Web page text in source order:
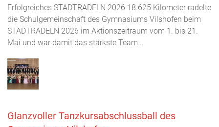
Erfolgreiches STADTRADELN 2026 18.625 Kilometer radelte
die Schulgemeinschaft des Gymnasiums Vilshofen beim
STADTRADELN 2026 im Aktionszeitraum vom 1. bis 21.
Mai und war damit das stärkste Team...
Glanzvoller Tanzkursabschlussball des